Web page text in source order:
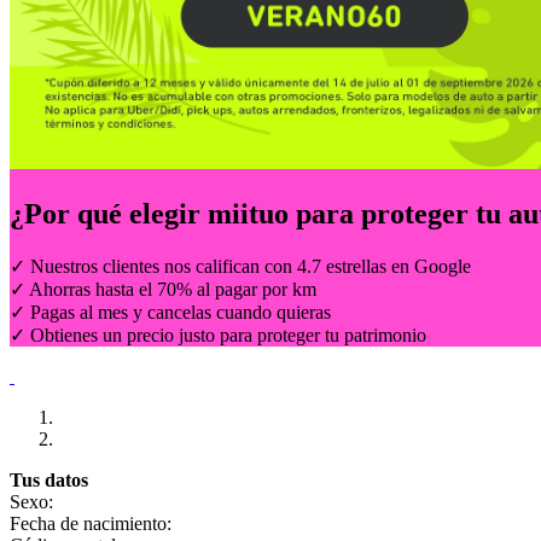
¿Por qué elegir miituo para proteger tu
✓ Nuestros clientes nos califican con 4.7 estrellas en Google
✓ Ahorras hasta el 70% al pagar por km
✓ Pagas al mes y cancelas cuando quieras
✓ Obtienes un precio justo para proteger tu patrimonio
Tus datos
Sexo:
Fecha de nacimiento: